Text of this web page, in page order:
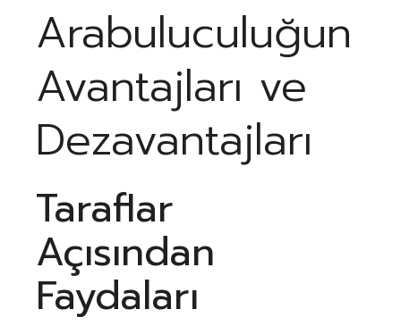
Arabuluculuğun
Avantajları ve
Dezavantajları
Taraflar
Açısından
Faydaları